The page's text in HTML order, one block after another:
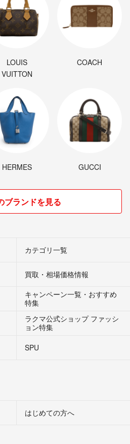
LOUIS
VUITTON
COACH
HERMES GUCCI
ブランドを見る
カテゴリ一覧
買取・相場価格情報
キャンペーン一覧・おすすめ
特集
ラクマ公式ショップ ファッシ
ョン特集
SPU
はじめての方へ